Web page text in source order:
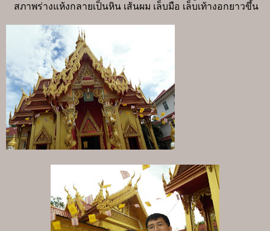
สภาพร่างแห้งกลายเป็นหิน เส้นผม เล็บมือ เล็บเท้างอกยาวขึ้น